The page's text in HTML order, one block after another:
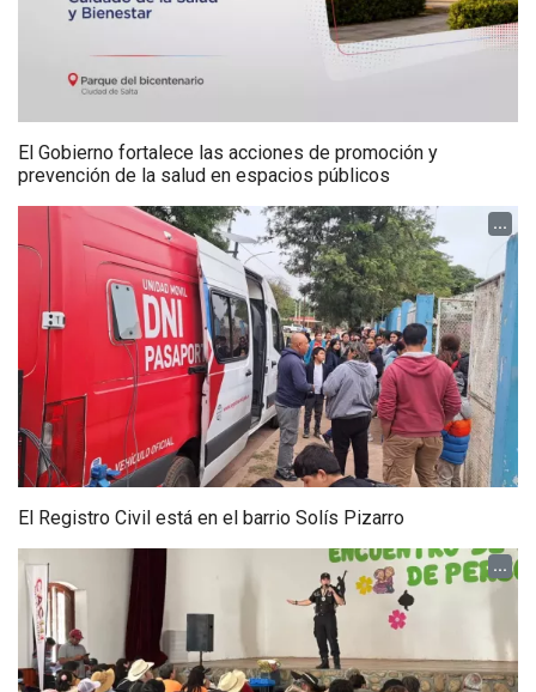
El Gobierno fortalece las acciones de promoción y
prevención de la salud en espacios públicos
...
El Registro Civil está en el barrio Solís Pizarro
...